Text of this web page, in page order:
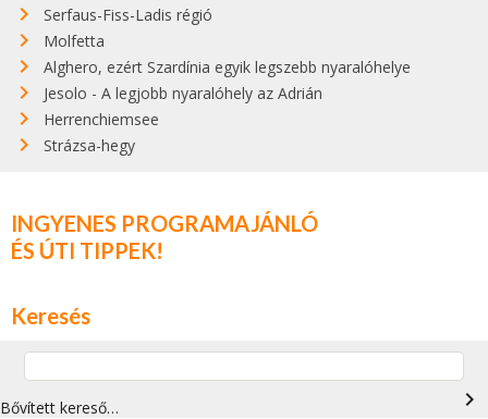
Serfaus-Fiss-Ladis régió
Molfetta
Alghero, ezért Szardínia egyik legszebb nyaralóhelye
Jesolo - A legjobb nyaralóhely az Adrián
Herrenchiemsee
Strázsa-hegy
INGYENES PROGRAMAJÁNLÓ
ÉS ÚTI TIPPEK!
Keresés
Bővített kereső… navigate_next